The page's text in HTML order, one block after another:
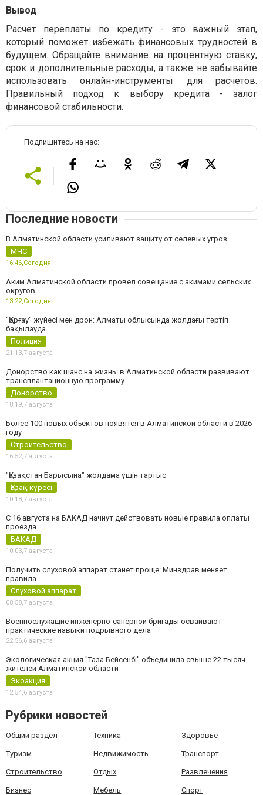
Вывод
Расчет переплаты по кредиту - это важный этап,
который поможет избежать финансовых трудностей в
будущем. Обращайте внимание на процентную ставку,
срок и дополнительные расходы, а также не забывайте
использовать онлайн-инструменты для расчетов.
Правильный подход к выбору кредита - залог
финансовой стабильности.
Подпишитесь на нас:
Последние новости
В Алматинской области усиливают защиту от селевых угроз
МЧС
16:46,Сегодня
Аким Алматинской области провел совещание с акимами сельских
округов
13:22,Сегодня
"Қорғау" жүйесі мен дрон: Алматы облысында жолдағы тәртіп
бақылауда
Полиция
21:13,7 августа
Донорство как шанс на жизнь: в Алматинской области развивают
трансплантационную программу
Донорство
18:19,7 августа
Более 100 новых объектов появятся в Алматинской области в 2026
году
Строительство
16:52,7 августа
"Қазақстан Барысына" жолдама үшін тартыс
Қазақ күресі
10:18,7 августа
С 16 августа на БАКАД начнут действовать новые правила оплаты
проезда
БАКАД
10:03,7 августа
Получить слуховой аппарат станет проще: Минздрав меняет
правила
Слуховой аппарат
08:58,7 августа
Военнослужащие инженерно-саперной бригады осваивают
практические навыки подрывного дела
22:56,6 августа
Экологическая акция "Таза Бейсенбі" объединила свыше 22 тысяч
жителей Алматинской области
Экоакция
12:54,6 августа
Рубрики новостей
Общий раздел Техника Здоровье
Туризм Недвижимость Транспорт
Строительство Отдых Развлечения
Бизнес Мебель Спорт